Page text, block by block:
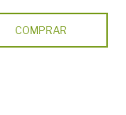
COMPRAR